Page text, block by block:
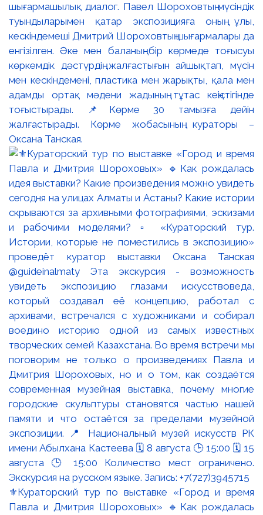
шығармашылық диалог. Павел Шороховтың мүсіндік
туындыларымен қатар экспозицияға оның ұлы,
кескіндемеші Дмитрий Шороховтың шығармалары да
енгізілген. Әке мен баланың бір көрмеде тоғысуы
көркемдік дәстүрдің жалғастығын айшықтап, мүсін
мен кескіндемені, пластика мен жарықты, қала мен
адамды ортақ мәдени жадының тұтас кеңістігінде
тоғыстырады. 📌Көрме 30 тамызға дейін
жалғастырады. Көрме жобасының кураторы –
Оксана Танская.
⚜️Кураторский тур по выставке «Город и время
Павла и Дмитрия Шороховых» 🔹Как рождалась